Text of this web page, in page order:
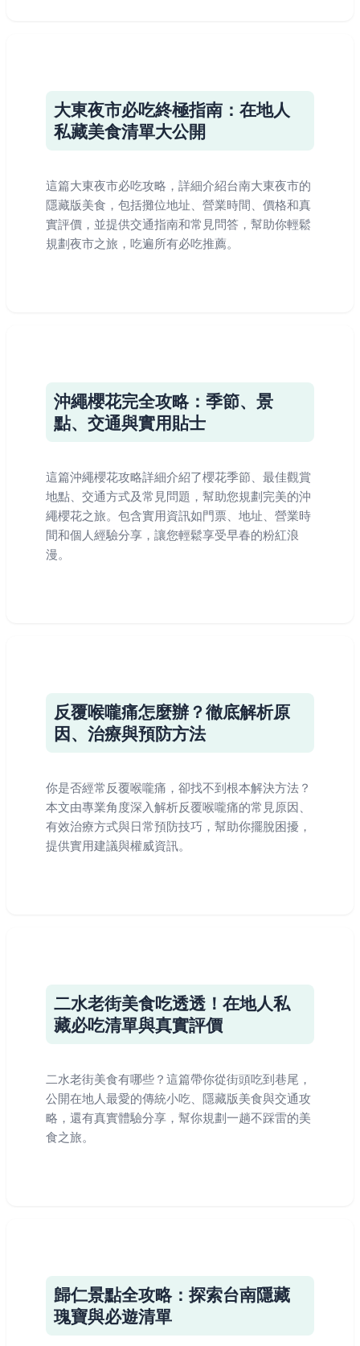
大東夜市必吃終極指南：在地人
私藏美食清單大公開
這篇大東夜市必吃攻略，詳細介紹台南大東夜市的
隱藏版美食，包括攤位地址、營業時間、價格和真
實評價，並提供交通指南和常見問答，幫助你輕鬆
規劃夜市之旅，吃遍所有必吃推薦。
沖繩櫻花完全攻略：季節、景
點、交通與實用貼士
這篇沖繩櫻花攻略詳細介紹了櫻花季節、最佳觀賞
地點、交通方式及常見問題，幫助您規劃完美的沖
繩櫻花之旅。包含實用資訊如門票、地址、營業時
間和個人經驗分享，讓您輕鬆享受早春的粉紅浪
漫。
反覆喉嚨痛怎麼辦？徹底解析原
因、治療與預防方法
你是否經常反覆喉嚨痛，卻找不到根本解決方法？
本文由專業角度深入解析反覆喉嚨痛的常見原因、
有效治療方式與日常預防技巧，幫助你擺脫困擾，
提供實用建議與權威資訊。
二水老街美食吃透透！在地人私
藏必吃清單與真實評價
二水老街美食有哪些？這篇帶你從街頭吃到巷尾，
公開在地人最愛的傳統小吃、隱藏版美食與交通攻
略，還有真實體驗分享，幫你規劃一趟不踩雷的美
食之旅。
歸仁景點全攻略：探索台南隱藏
瑰寶與必遊清單